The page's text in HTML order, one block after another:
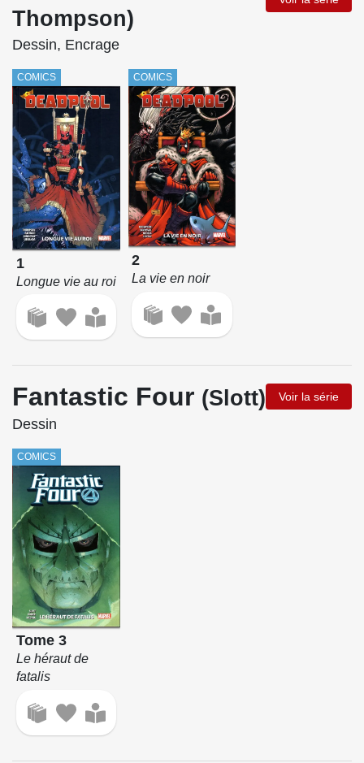
Thompson)
Dessin, Encrage
COMICS
1
Longue vie au roi
COMICS
2
La vie en noir
Fantastic Four (Slott) Voir la série
Dessin
COMICS
Tome 3
Le héraut de
fatalis